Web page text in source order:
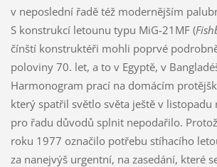
v neposlední řadě též modernějším
S konstrukcí letounu typu MiG-21MF (
čínští konstruktéři mohli poprvé
poloviny 70. let, a to v Egyptě, v
Harmonogram prací na domácím
který spatřil světlo světa ještě v listopadu
pro řadu důvodů splnit nepodařilo.
roku 1977 označilo potřebu stíhacího
za nanejvýš urgentní, na zasedání, které